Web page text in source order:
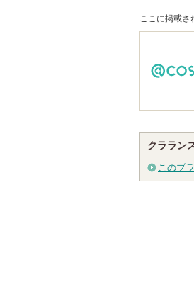
ここに掲載さ
クララン
このブ